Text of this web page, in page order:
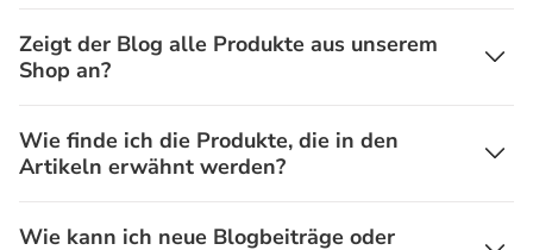
Zeigt der Blog alle Produkte aus unserem
Shop an?
Wie finde ich die Produkte, die in den
Artikeln erwähnt werden?
Wie kann ich neue Blogbeiträge oder